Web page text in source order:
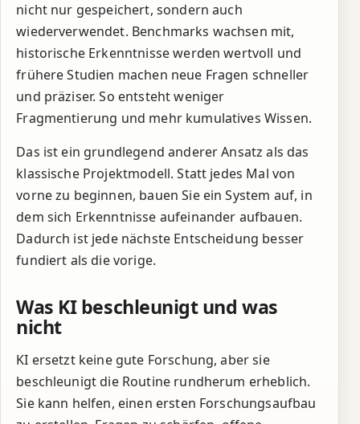
nicht nur gespeichert, sondern auch
wiederverwendet. Benchmarks wachsen mit,
historische Erkenntnisse werden wertvoll und
frühere Studien machen neue Fragen schneller
und präziser. So entsteht weniger
Fragmentierung und mehr kumulatives Wissen.
Das ist ein grundlegend anderer Ansatz als das
klassische Projektmodell. Statt jedes Mal von
vorne zu beginnen, bauen Sie ein System auf, in
dem sich Erkenntnisse aufeinander aufbauen.
Dadurch ist jede nächste Entscheidung besser
fundiert als die vorige.
Was KI beschleunigt und was
nicht
KI ersetzt keine gute Forschung, aber sie
beschleunigt die Routine rundherum erheblich.
Sie kann helfen, einen ersten Forschungsaufbau